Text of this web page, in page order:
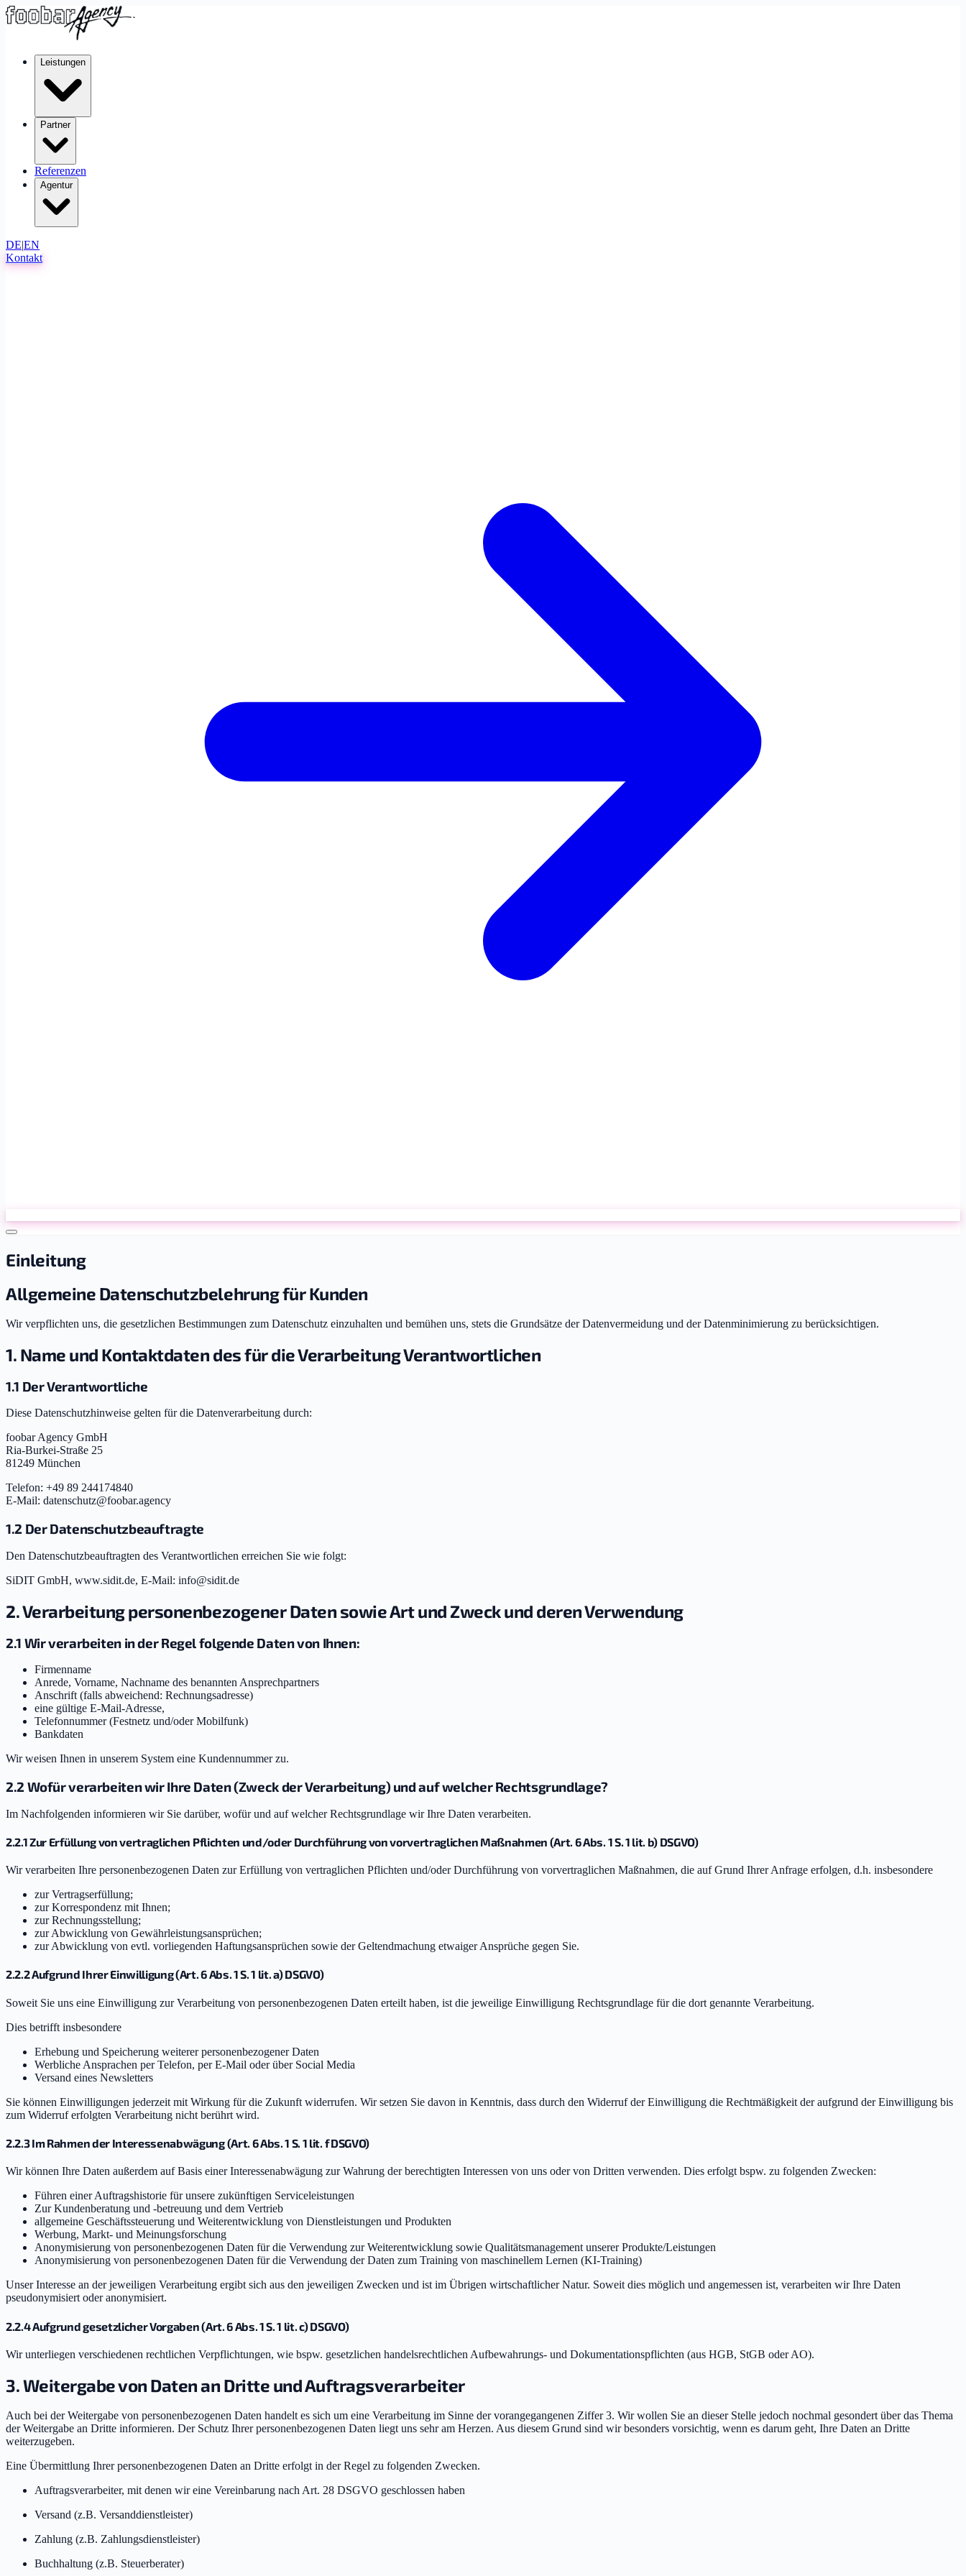
Leistungen
Partner
Referenzen
Agentur
DE|EN
Kontakt
Einleitung
Allgemeine Datenschutzbelehrung für Kunden
Wir verpflichten uns, die gesetzlichen Bestimmungen zum Datenschutz einzuhalten und bemühen uns, stets die Grundsätze der Datenvermeidung und der Datenminimierung zu berücksichtigen.
1. Name und Kontaktdaten des für die Verarbeitung Verantwortlichen
1.1 Der Verantwortliche
Diese Datenschutzhinweise gelten für die Datenverarbeitung durch:
foobar Agency GmbH
Ria-Burkei-Straße 25
81249 München
Telefon: +49 89 244174840
E-Mail: datenschutz@foobar.agency
1.2 Der Datenschutzbeauftragte
Den Datenschutzbeauftragten des Verantwortlichen erreichen Sie wie folgt:
SiDIT GmbH, www.sidit.de, E-Mail: info@sidit.de
2. Verarbeitung personenbezogener Daten sowie Art und Zweck und deren Verwendung
2.1 Wir verarbeiten in der Regel folgende Daten von Ihnen:
Firmenname
⁠Anrede, Vorname, Nachname des benannten Ansprechpartners
Anschrift (falls abweichend: Rechnungsadresse)
eine gültige E-Mail-Adresse,
Telefonnummer (Festnetz und/oder Mobilfunk)
Bankdaten
Wir weisen Ihnen in unserem System eine Kundennummer zu.
2.2 Wofür verarbeiten wir Ihre Daten (Zweck der Verarbeitung) und auf welcher Rechtsgrundlage?
Im Nachfolgenden informieren wir Sie darüber, wofür und auf welcher Rechtsgrundlage wir Ihre Daten verarbeiten.
2.2.1 Zur Erfüllung von vertraglichen Pflichten und/oder Durchführung von vorvertraglichen Maßnahmen (Art. 6 Abs. 1 S. 1 lit. b) DSGVO)
Wir verarbeiten Ihre personenbezogenen Daten zur Erfüllung von vertraglichen Pflichten und/oder Durchführung von vorvertraglichen Maßnahmen, die auf Grund Ihrer Anfrage erfolgen, d.h. insbesondere
zur Vertragserfüllung;
zur Korrespondenz mit Ihnen;
zur Rechnungsstellung;
zur Abwicklung von Gewährleistungsansprüchen;
zur Abwicklung von evtl. vorliegenden Haftungsansprüchen sowie der Geltendmachung etwaiger Ansprüche gegen Sie.
2.2.2 Aufgrund Ihrer Einwilligung (Art. 6 Abs. 1 S. 1 lit. a) DSGVO)
Soweit Sie uns eine Einwilligung zur Verarbeitung von personenbezogenen Daten erteilt haben, ist die jeweilige Einwilligung Rechtsgrundlage für die dort genannte Verarbeitung.
Dies betrifft insbesondere
Erhebung und Speicherung weiterer personenbezogener Daten
Werbliche Ansprachen per Telefon, per E-Mail oder über Social Media
Versand eines Newsletters
Sie können Einwilligungen jederzeit mit Wirkung für die Zukunft widerrufen. Wir setzen Sie davon in Kenntnis, dass durch den Widerruf der Einwilligung die Rechtmäßigkeit der aufgrund der Einwilligung bis
zum Widerruf erfolgten Verarbeitung nicht berührt wird.
2.2.3 Im Rahmen der Interessenabwägung (Art. 6 Abs. 1 S. 1 lit. f DSGVO)
Wir können Ihre Daten außerdem auf Basis einer Interessenabwägung zur Wahrung der berechtigten Interessen von uns oder von Dritten verwenden. Dies erfolgt bspw. zu folgenden Zwecken:
Führen einer Auftragshistorie für unsere zukünftigen Serviceleistungen
Zur Kundenberatung und -betreuung und dem Vertrieb
allgemeine Geschäftssteuerung und Weiterentwicklung von Dienstleistungen und Produkten
Werbung, Markt- und Meinungsforschung
Anonymisierung von personenbezogenen Daten für die Verwendung zur Weiterentwicklung sowie Qualitätsmanagement unserer Produkte/Leistungen
Anonymisierung von personenbezogenen Daten für die Verwendung der Daten zum Training von maschinellem Lernen (KI-Training)
Unser Interesse an der jeweiligen Verarbeitung ergibt sich aus den jeweiligen Zwecken und ist im Übrigen wirtschaftlicher Natur. Soweit dies möglich und angemessen ist, verarbeiten wir Ihre Daten
pseudonymisiert oder anonymisiert.
2.2.4 Aufgrund gesetzlicher Vorgaben (Art. 6 Abs. 1 S. 1 lit. c) DSGVO)
Wir unterliegen verschiedenen rechtlichen Verpflichtungen, wie bspw. gesetzlichen handelsrechtlichen Aufbewahrungs- und Dokumentationspflichten (aus HGB, StGB oder AO).
3. Weitergabe von Daten an Dritte und Auftragsverarbeiter
Auch bei der Weitergabe von personenbezogenen Daten handelt es sich um eine Verarbeitung im Sinne der vorangegangenen Ziffer 3. Wir wollen Sie an dieser Stelle jedoch nochmal gesondert über das Thema
der Weitergabe an Dritte informieren. Der Schutz Ihrer personenbezogenen Daten liegt uns sehr am Herzen. Aus diesem Grund sind wir besonders vorsichtig, wenn es darum geht, Ihre Daten an Dritte
weiterzugeben.
Eine Übermittlung Ihrer personenbezogenen Daten an Dritte erfolgt in der Regel zu folgenden Zwecken.
Auftragsverarbeiter, mit denen wir eine Vereinbarung nach Art. 28 DSGVO geschlossen haben
Versand (z.B. Versanddienstleister)
Zahlung (z.B. Zahlungsdienstleister)
Buchhaltung (z.B. Steuerberater)